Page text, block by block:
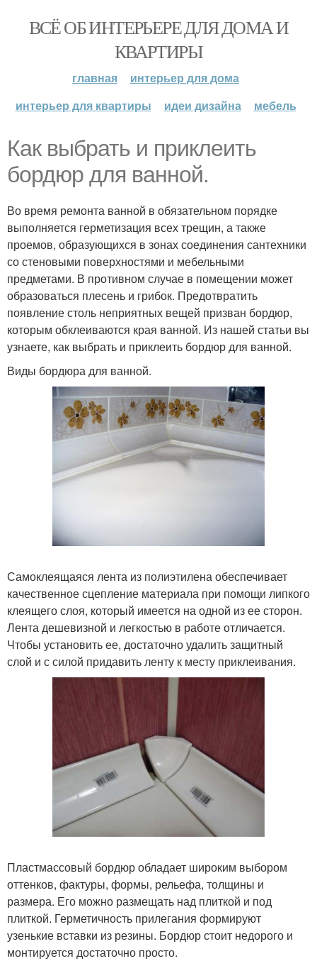
ВСЁ ОБ ИНТЕРЬЕРЕ ДЛЯ ДОМА И
КВАРТИРЫ
главная
интерьер для дома
интерьер для квартиры
идеи дизайна мебель
Как выбрать и приклеить
бордюр для ванной.
Во время ремонта ванной в обязательном порядке
выполняется герметизация всех трещин, а также
проемов, образующихся в зонах соединения сантехники
со стеновыми поверхностями и мебельными
предметами. В противном случае в помещении может
образоваться плесень и грибок. Предотвратить
появление столь неприятных вещей призван бордюр,
которым обклеиваются края ванной. Из нашей статьи вы
узнаете, как выбрать и приклеить бордюр для ванной.
Виды бордюра для ванной.
Самоклеящаяся лента из полиэтилена обеспечивает
качественное сцепление материала при помощи липкого
клеящего слоя, который имеется на одной из ее сторон.
Лента дешевизной и легкостью в работе отличается.
Чтобы установить ее, достаточно удалить защитный
слой и с силой придавить ленту к месту приклеивания.
Пластмассовый бордюр обладает широким выбором
оттенков, фактуры, формы, рельефа, толщины и
размера. Его можно размещать над плиткой и под
плиткой. Герметичность прилегания формируют
узенькие вставки из резины. Бордюр стоит недорого и
монтируется достаточно просто.